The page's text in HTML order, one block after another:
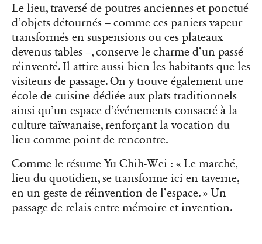
Le lieu, traversé de poutres anciennes et ponctué
d’objets détournés – comme ces paniers vapeur
transformés en suspensions ou ces plateaux
devenus tables –, conserve le charme d’un passé
réinventé. Il attire aussi bien les habitants que les
visiteurs de passage. On y trouve également une
école de cuisine dédiée aux plats traditionnels
ainsi qu’un espace d’événements consacré à la
culture taïwanaise, renforçant la vocation du
lieu comme point de rencontre.
Comme le résume Yu Chih-Wei : « Le marché,
lieu du quotidien, se transforme ici en taverne,
en un geste de réinvention de l’espace. » Un
passage de relais entre mémoire et invention.